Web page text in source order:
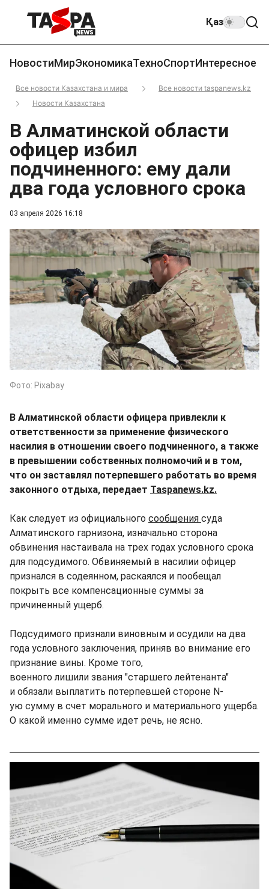
Қаз
НовостиМирЭкономикаТехноСпортИнтересное
Все новости Казахстана и мира
Все новости taspanews.kz
Новости Казахстана
03 апреля 2026 16:18
В Алматинской области
офицер избил
подчиненного: ему дали
два года условного срока
Фото: Pixabay
В Алматинской области офицера привлекли к
ответственности за применение физического
насилия в отношении своего подчиненного, а также
в превышении собственных полномочий и в том,
что он заставлял потерпевшего работать во время
законного отдыха, передает Taspanews.kz.
Как следует из официального сообщения суда
Алматинского гарнизона, изначально сторона
обвинения настаивала на трех годах условного срока
для подсудимого. Обвиняемый в насилии офицер
признался в содеянном, раскаялся и пообещал
покрыть все компенсационные суммы за
причиненный ущерб.
Подсудимого признали виновным и осудили на два
года условного заключения, приняв во внимание его
признание вины. Кроме того,
военного лишили звания "старшего лейтенанта"
и обязали выплатить потерпевшей стороне N-
ую сумму в счет морального и материального ущерба.
О какой именно сумме идет речь, не ясно.